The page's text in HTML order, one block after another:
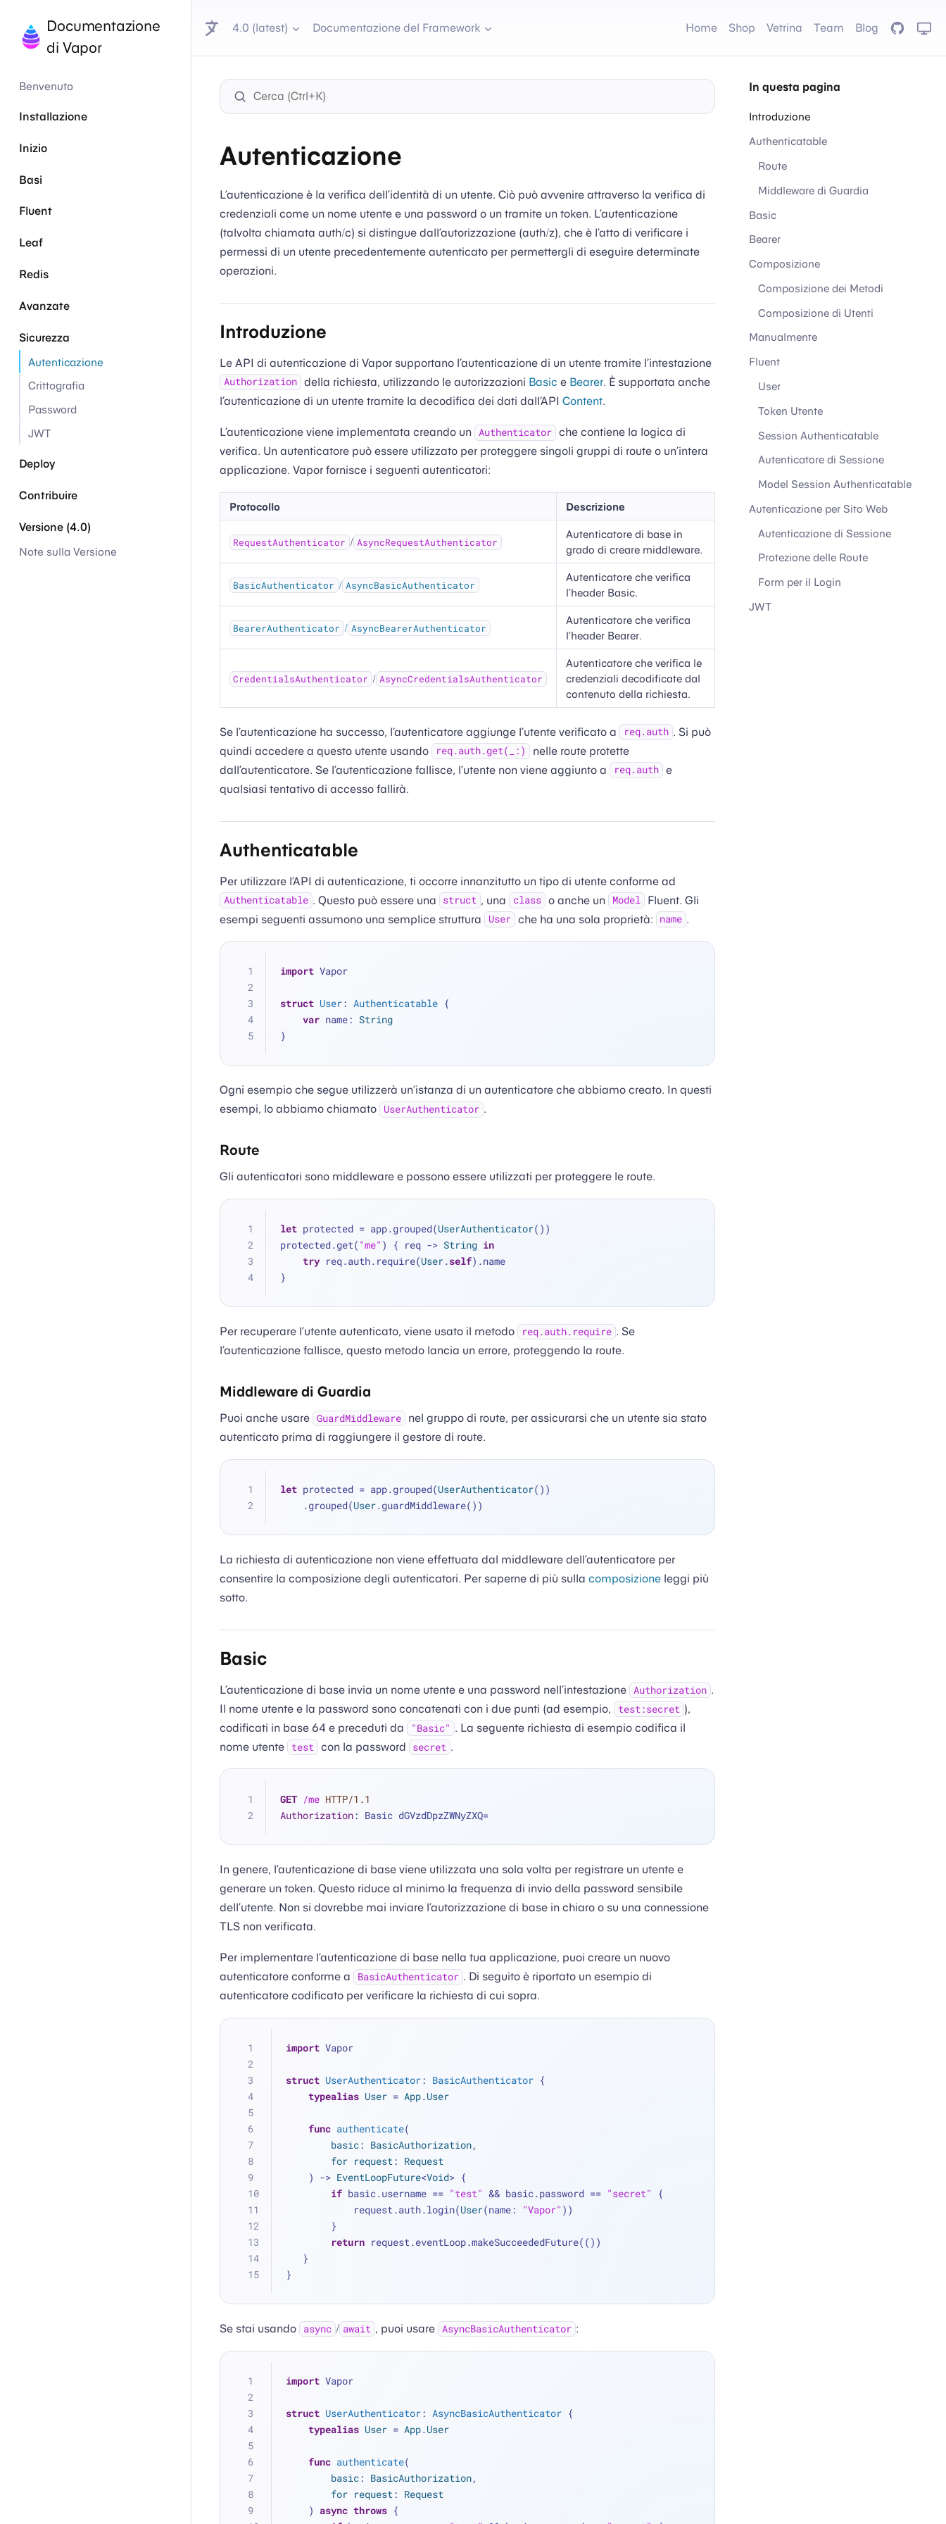
Documentazione
di Vapor
Benvenuto
Installazione
Inizio
Basi
Fluent
Leaf
Redis
Avanzate
Sicurezza
Autenticazione
Crittografia
Password
JWT
Deploy
Contribuire
Versione (4.0)
Note sulla Versione
4.0 (latest) Documentazione del Framework Home Shop Vetrina Team Blog GitHub
Autenticazione
L’autenticazione è la verifica dell’identità di un utente. Ciò può avvenire attraverso la verifica di
credenziali come un nome utente e una password o un tramite un token. L’autenticazione
(talvolta chiamata auth/c) si distingue dall’autorizzazione (auth/z), che è l’atto di verificare i
permessi di un utente precedentemente autenticato per permettergli di eseguire determinate
operazioni.
Introduzione
Le API di autenticazione di Vapor supportano l’autenticazione di un utente tramite l’intestazione
Authorization della richiesta, utilizzando le autorizzazioni Basic e Bearer. È supportata anche
l’autenticazione di un utente tramite la decodifica dei dati dall’API Content.
L’autenticazione viene implementata creando un Authenticator che contiene la logica di
verifica. Un autenticatore può essere utilizzato per proteggere singoli gruppi di route o un’intera
applicazione. Vapor fornisce i seguenti autenticatori:
Protocollo Descrizione
RequestAuthenticator / AsyncRequestAuthenticator
Autenticatore di base in
grado di creare middleware.
BasicAuthenticator / AsyncBasicAuthenticator
Autenticatore che verifica
l’header Basic.
BearerAuthenticator / AsyncBearerAuthenticator
Autenticatore che verifica
l’header Bearer.
CredentialsAuthenticator / AsyncCredentialsAuthenticator
Autenticatore che verifica le
credenziali decodificate dal
contenuto della richiesta.
Se l’autenticazione ha successo, l’autenticatore aggiunge l’utente verificato a req.auth . Si può
quindi accedere a questo utente usando
req.auth.get(_:)
nelle route protette
dall’autenticatore. Se l’autenticazione fallisce, l’utente non viene aggiunto a
req.auth e
qualsiasi tentativo di accesso fallirà.
Authenticatable
Per utilizzare l’API di autenticazione, ti occorre innanzitutto un tipo di utente conforme ad
Authenticatable . Questo può essere una struct , una class o anche un Model
Fluent. Gli
esempi seguenti assumono una semplice struttura
User che ha una sola proprietà: name .
import Vapor
struct User: Authenticatable {
var name: String
}
Ogni esempio che segue utilizzerà un’istanza di un autenticatore che abbiamo creato. In questi
esempi, lo abbiamo chiamato
UserAuthenticator .
Route
Gli autenticatori sono middleware e possono essere utilizzati per proteggere le route.
let protected = app.grouped(UserAuthenticator())
protected.get( "me" ) { req -> String in
try req.auth.require(User.self).name
}
Per recuperare l’utente autenticato, viene usato il metodo req.auth.require . Se
l’autenticazione fallisce, questo metodo lancia un errore, proteggendo la route.
Middleware di Guardia
Puoi anche usare GuardMiddleware
nel gruppo di route, per assicurarsi che un utente sia stato
autenticato prima di raggiungere il gestore di route.
let protected = app.grouped(UserAuthenticator())
    .grouped(
User.guardMiddleware())
La richiesta di autenticazione non viene effettuata dal middleware dell’autenticatore per
consentire la composizione degli autenticatori. Per saperne di più sulla composizione leggi più
sotto.
Basic
L’autenticazione di base invia un nome utente e una password nell’intestazione Authorization .
Il nome utente e la password sono concatenati con i due punti (ad esempio,
test:secret ),
codificati in base 64 e preceduti da
"Basic" . La seguente richiesta di esempio codifica il
nome utente
test con la password secret .
GET /me HTTP/1.1
Authorization: Basic dGVzdDpzZWNyZXQ=
In genere, l’autenticazione di base viene utilizzata una sola volta per registrare un utente e
generare un token. Questo riduce al minimo la frequenza di invio della password sensibile
dell’utente. Non si dovrebbe mai inviare l’autorizzazione di base in chiaro o su una connessione
TLS non verificata.
Per implementare l’autenticazione di base nella tua applicazione, puoi creare un nuovo
autenticatore conforme a
BasicAuthenticator . Di seguito è riportato un esempio di
autenticatore codificato per verificare la richiesta di cui sopra.
import Vapor
struct UserAuthenticator: BasicAuthenticator {
typealias User = App.User
func authenticate(
basic: BasicAuthorization,
for request: Request
    ) ->
EventLoopFuture<Void> {
if basic.username == "test" && basic.password == "secret" {
            request.auth.login(
User(name: "Vapor" ))
        }
return request.eventLoop.makeSucceededFuture(())
   }
}
Se stai usando async / await , puoi usare AsyncBasicAuthenticator :
import Vapor
struct UserAuthenticator: AsyncBasicAuthenticator {
typealias User = App.User
func authenticate(
basic: BasicAuthorization,
for request : Request
    )
async throws {
In questa pagina
Introduzione
Authenticatable
Route
Middleware di Guardia
Basic
Bearer
Composizione
Composizione dei Metodi
Composizione di Utenti
Manualmente
Fluent
User
Token Utente
Session Authenticatable
Autenticatore di Sessione
Model Session Authenticatable
Autenticazione per Sito Web
Autenticazione di Sessione
Protezione delle Route
Form per il Login
JWT